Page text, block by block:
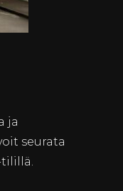
ja
seurata
tilillä.